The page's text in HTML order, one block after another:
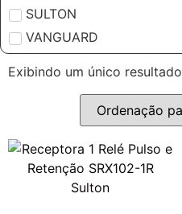
SULTON
VANGUARD
Exibindo um único resultado